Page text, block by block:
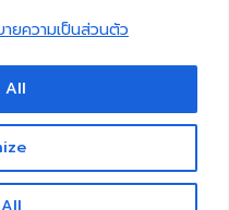
ายความเป็นส่วนตัว
All
รมศาสตร์ มหาวิทยาลัย
คลธัญบุรี